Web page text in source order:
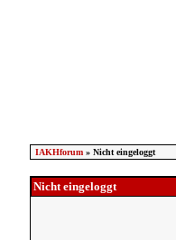
IAKHforum» Nicht eingeloggt
Nicht eingeloggt